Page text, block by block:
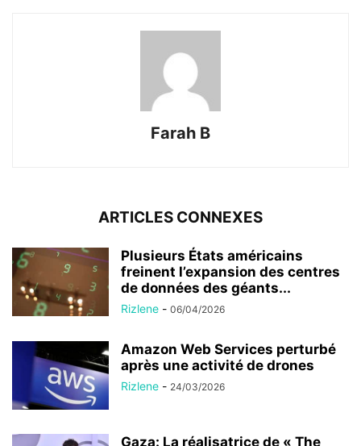
Farah B
ARTICLES CONNEXES
Plusieurs États américains
freinent l’expansion des centres
de données des géants...
Rizlene - 06/04/2026
Amazon Web Services perturbé
après une activité de drones
Rizlene - 24/03/2026
Gaza: La réalisatrice de « The